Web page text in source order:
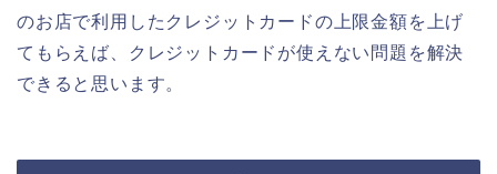
のお店で利用したクレジットカードの上限金額を上げ
てもらえば、クレジットカードが使えない問題を解決
できると思います。